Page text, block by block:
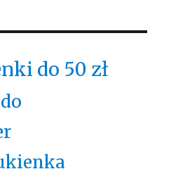
do 50 zł